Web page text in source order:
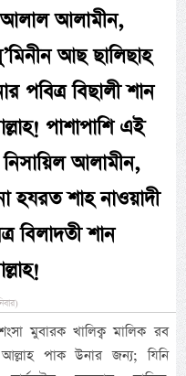
আলাল আলামীন,
আছ ছালিছাহ
পবিত্র বিছালী শান
পাশাপাশি এই
নিসায়িল আলামীন,
হযরত শাহ নাওয়াদী
বিলাদতী শান
মুবারক খালিক্ব মালিক রব
পাক উনার জন্য; যিনি